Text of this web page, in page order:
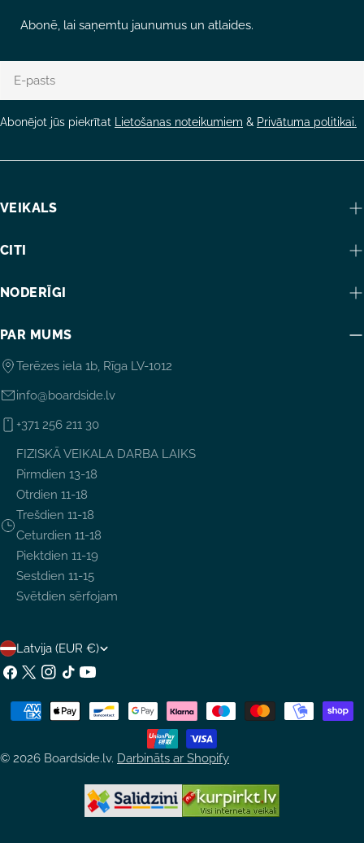
Abonē, lai saņemtu jaunumus un atlaides.
pasts
Abonējot jūs piekrītat Lietošanas noteikumiem & Privātuma politikai.
VEIKALS
CITI
NODERĪGI
PAR MUMS
Terēzes iela 1b, Rīga LV-1012
info@boardside.lv
+371 256 211 30
FIZISKĀ VEIKALA DARBA LAIKS
Pirmdien 13-18
Otrdien 11-18
Trešdien 11-18
Ceturdien 11-18
Piektdien 11-19
Sestdien 11-15
Svētdien sērfojam
V
A
L
S
T
R
Latvija (EUR €)
Facebook
X
Instagram
TikTokYouTube
© 2026 Boardside.lv. Darbināts ar Shopify
Maksājumu